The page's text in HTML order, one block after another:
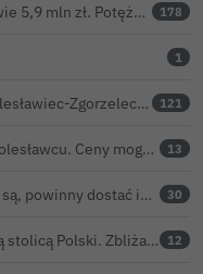
NFZ żąda od szpitala w Bolesławcu prawie 5,9 mln zł. Potężny cios po kontroli rozliczeń 178
1
Ruszył konkurs na dyrektora szpitala Bolesławiec-Zgorzelec. Rozstrzygnięcie już w czerwcu? 121
Nowa stacja paliw może namieszać w Bolesławcu. Ceny mogą być niższe nawet o 30 groszy na litrze 13
Słonie wróciły do Bolesławca. Skoro już są, powinny dostać imiona? 30
Bolesławiec znów stanie się ceramiczną stolicą Polski. Zbliża się 32. Święto Ceramiki 12